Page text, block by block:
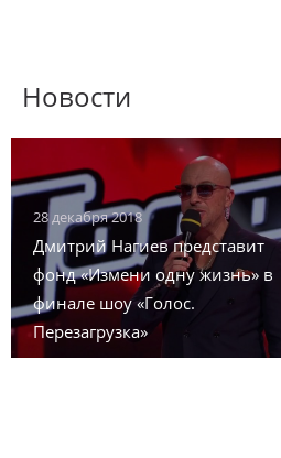
Новости
28 декабря 2018
Дмитрий Нагиев представит
фонд «Измени одну жизнь» в
финале шоу «Голос.
Перезагрузка»